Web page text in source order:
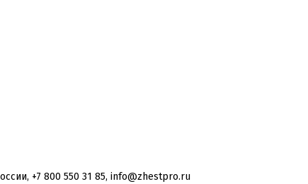
+7 800 550 31 85, info@zhestpro.ru